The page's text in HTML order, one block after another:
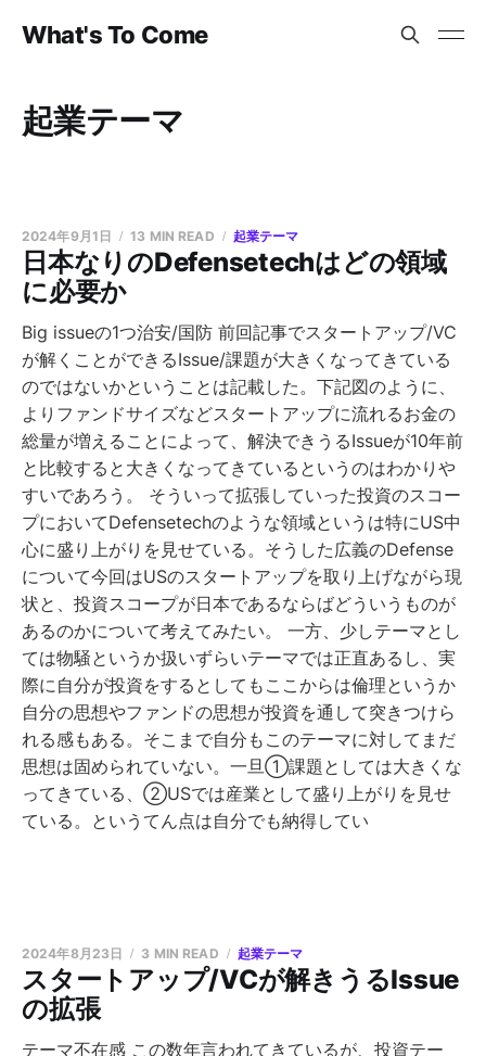
What's To Come
起業テーマ
日本なりのDefensetechはどの領域
に必要か
2024年9月1日 13 MIN READ 起業テーマ
Big issueの1つ治安/国防 前回記事でスタートアップ/VC
が解くことができるIssue/課題が大きくなってきている
のではないかということは記載した。下記図のように、
よりファンドサイズなどスタートアップに流れるお金の
総量が増えることによって、解決できうるIssueが10年前
と比較すると大きくなってきているというのはわかりや
すいであろう。 そういって拡張していった投資のスコー
プにおいてDefensetechのような領域というは特にUS中
心に盛り上がりを見せている。そうした広義のDefense
について今回はUSのスタートアップを取り上げながら現
状と、投資スコープが日本であるならばどういうものが
あるのかについて考えてみたい。 一方、少しテーマとし
ては物騒というか扱いずらいテーマでは正直あるし、実
際に自分が投資をするとしてもここからは倫理というか
自分の思想やファンドの思想が投資を通して突きつけら
れる感もある。そこまで自分もこのテーマに対してまだ
思想は固められていない。一旦①課題としては大きくな
ってきている、②USでは産業として盛り上がりを見せ
ている。というてん点は自分でも納得してい
スタートアップ/VCが解きうるIssue
の拡張
2024年8月23日 3 MIN READ 起業テーマ
テーマ不在感 この数年言われてきているが、投資テー